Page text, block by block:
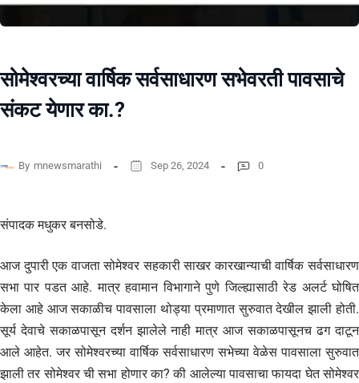
सोमेश्वरच्या वार्षिक सर्वसाधारण सभेवरती पावसाचे
संकट येणार का.?
By mnewsmarathi Sep 26, 2024 0
संपादक मधुकर बनसोडे.
आज दुपारी एक वाजता सोमेश्वर सहकारी साखर कारखान्याची वार्षिक सर्वसाधारण
सभा पार पडत आहे. मात्र हवामान विभागाने पुणे जिल्ह्यासाठी रेड अलर्ट घोषित
केला आहे आज सकाळीच पावसाला थोड्या प्रमाणात सुरुवात देखील झाली होती.
सूर्य देवाचे सकाळपासून दर्शन झालेले नाही मात्र आज सकाळपासूनच ढग दाटून
आले आहेत. जर सोमेश्वरच्या वार्षिक सर्वसाधारण सभेच्या वेळेस पावसाला सुरुवात
झाली तर सोमेश्वर ची सभा होणार का? की आलेल्या पावसाचा फायदा घेत सोमेश्वर